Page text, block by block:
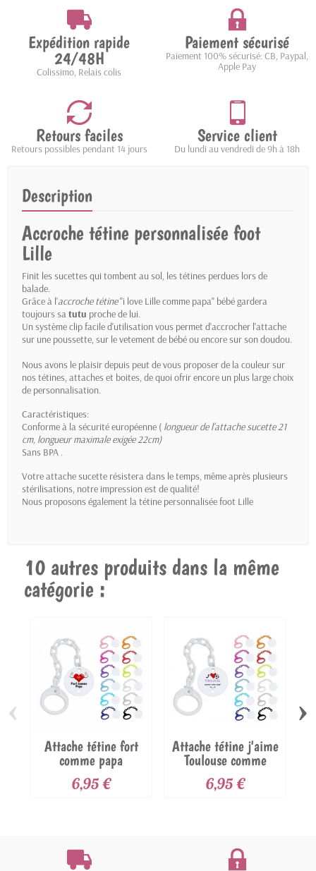
Expédition rapide
24/48H
Colissimo, Relais colis
Paiement sécurisé
Paiement 100% sécurisé: CB, Paypal,
Apple Pay
Retours faciles
Retours possibles pendant 14 jours
Service client
Du lundi au vendredi de 9h à 18h
Description
Accroche tétine personnalisée foot
Lille
Finit les sucettes qui tombent au sol, les tétines perdues lors de
balade.
Grâce à l'accroche tétine"i love Lille comme papa" bébé gardera
toujours satutu proche de lui.
Un système clip facile d'utilisation vous permet d'accrocher l'attache
sur une poussette, sur le vetement de bébé ou encore sur son doudou.
Nous avons le plaisir depuis peut de vous proposer de la couleur sur
nos tétines, attaches et boites, de quoi ofrir encore un plus large choix
de personnalisation.
Caractéristiques:
Conforme à la sécurité européenne ( longueur de l'attache sucette 21
cm, longueur maximale exigée 22cm)
Sans BPA .
Votre attache sucette résistera dans le temps, même après plusieurs
stérilisations, notre impression est de qualité!
Nous proposons également latétine personnalisée foot Lille
10 autres produits dans la même
catégorie :
Attache tétine fort
comme papa
6,95 €
Attache tétine j'aime
Toulouse comme
6,95 €
‹ ›